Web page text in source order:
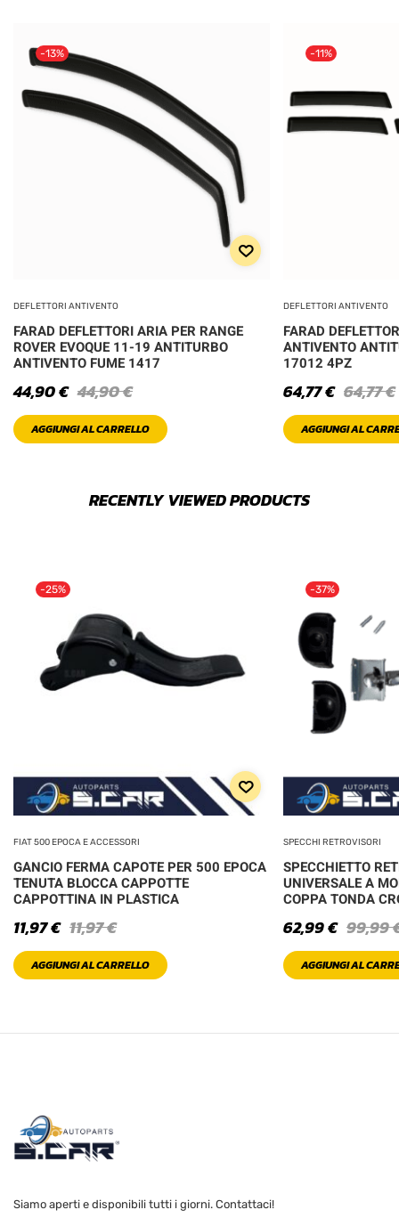
-13%
DEFLETTORI ANTIVENTO
FARAD DEFLETTORI ARIA PER RANGE
ROVER EVOQUE 11-19 ANTITURBO
ANTIVENTO FUME 1417
44,90€
44,90€
AGGIUNGI AL CARRELLO
-11%
DEFLETTORI ANTIVENTO
FARAD
ANTIVENTO
17012 4PZ
64,77€
64,77€
AGGIUNGI AL
RECENTLY VIEWED PRODUCTS
-25%
FIAT 500 EPOCA E ACCESSORI
GANCIO FERMA CAPOTE PER 500 EPOCA
TENUTA BLOCCA CAPPOTTE
CAPPOTTINA IN PLASTICA
11,97€
11,97€
AGGIUNGI AL CARRELLO
-37%
SPECCHI RETROVISORI
SPECCHIETTO
UNIVERSALE A
COPPA TONDA
99,99
62,99€
AGGIUNGI AL
Siamo aperti e disponibili tutti i giorni. Contattaci!